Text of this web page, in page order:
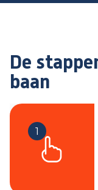
De
baan
1